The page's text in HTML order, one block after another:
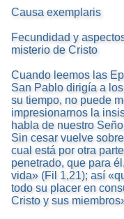
Causa exemplaris
Fecundidad y
misterio de Cristo
Cuando leemos las
San Pablo dirigía a
su tiempo, no puede
impresionarnos la
habla de nuestro
Sin cesar vuelve
cual está por otra
penetrado, que para
vida» (Fil 1,21); así
todo su placer en
Cristo y sus